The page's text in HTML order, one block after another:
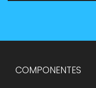
COMPONENTES